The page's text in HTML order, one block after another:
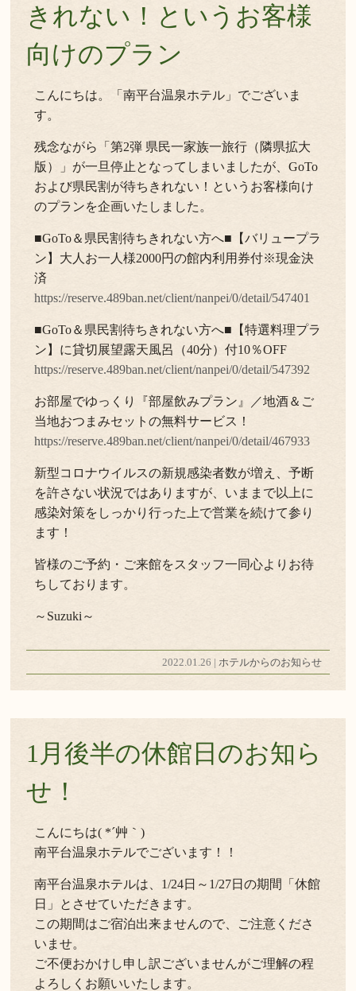
きれない！というお客様
向けのプラン
こんにちは。「南平台温泉ホテル」でございま
す。
残念ながら「第2弾 県民一家族一旅行（隣県拡大
版）」が一旦停止となってしまいましたが、GoTo
および県民割が待ちきれない！というお客様向け
のプランを企画いたしました。
■GoTo＆県民割待ちきれない方へ■【バリュープラ
ン】大人お一人様2000円の館内利用券付※現金決
済
https://reserve.489ban.net/client/nanpei/0/detail/547401
■GoTo＆県民割待ちきれない方へ■【特選料理プラ
ン】に貸切展望露天風呂（40分）付10％OFF
https://reserve.489ban.net/client/nanpei/0/detail/547392
お部屋でゆっくり『部屋飲みプラン』／地酒＆ご
当地おつまみセットの無料サービス！
https://reserve.489ban.net/client/nanpei/0/detail/467933
新型コロナウイルスの新規感染者数が増え、予断
を許さない状況ではありますが、いままで以上に
感染対策をしっかり行った上で営業を続けて参り
ます！
皆様のご予約・ご来館をスタッフ一同心よりお待
ちしております。
～Suzuki～
2022.01.26 | ホテルからのお知らせ
1月後半の休館日のお知ら
せ！
こんにちは( *´艸｀)
南平台温泉ホテルでございます！！
南平台温泉ホテルは、1/24日～1/27日の期間「休館
日」とさせていただきます。
この期間はご宿泊出来ませんので、ご注意くださ
いませ。
ご不便おかけし申し訳ございませんがご理解の程
よろしくお願いいたします。